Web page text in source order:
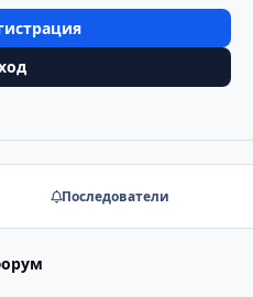
Последователи